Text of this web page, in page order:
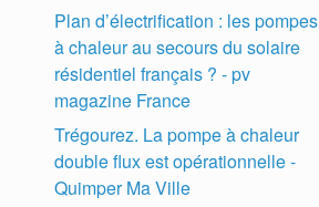
Plan d’électrification : les pompes
à chaleur au secours du solaire
résidentiel français ? - pv
magazine France
Trégourez. La pompe à chaleur
double flux est opérationnelle -
Quimper Ma Ville